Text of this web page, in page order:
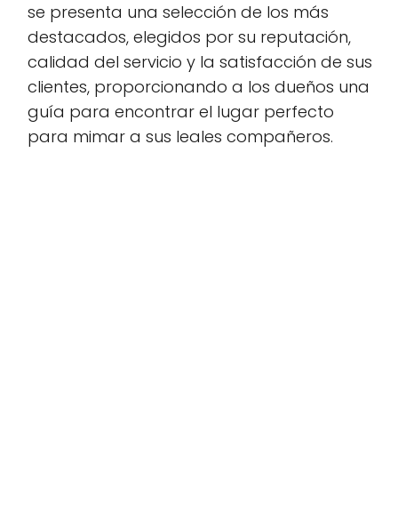
se presenta una selección de los más
destacados, elegidos por su reputación,
calidad del servicio y la satisfacción de sus
clientes, proporcionando a los dueños una
guía para encontrar el lugar perfecto
para mimar a sus leales compañeros.